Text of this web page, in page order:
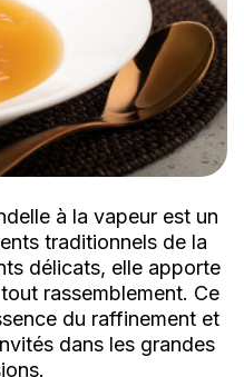
à la vapeur est un
traditionnels de la
délicats, elle apporte
rassemblement. Ce
du raffinement et
dans les grandes